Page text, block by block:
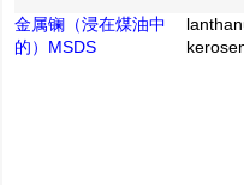
金属镧（浸在煤油中
的）MSDS